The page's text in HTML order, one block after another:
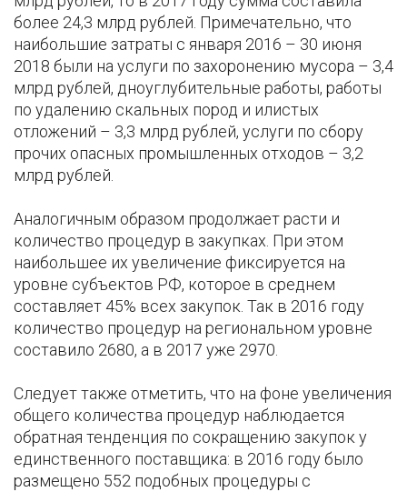
более 24,3 млрд рублей. Примечательно, что
наибольшие затраты с января 2016 – 30 июня
2018 были на услуги по захоронению мусора – 3,4
млрд рублей, дноуглубительные работы, работы
по удалению скальных пород и илистых
отложений – 3,3 млрд рублей, услуги по сбору
прочих опасных промышленных отходов – 3,2
млрд рублей.
Аналогичным образом продолжает расти и
количество процедур в закупках. При этом
наибольшее их увеличение фиксируется на
уровне субъектов РФ, которое в среднем
составляет 45% всех закупок. Так в 2016 году
количество процедур на региональном уровне
составило 2680, а в 2017 уже 2970.
Следует также отметить, что на фоне увеличения
общего количества процедур наблюдается
обратная тенденция по сокращению закупок у
единственного поставщика: в 2016 году было
размещено 552 подобных процедуры с